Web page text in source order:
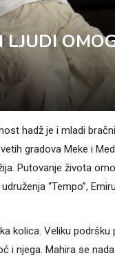
LJUDI
hadž je i mladi
gradova Meke i
Putovanje života
“Tempo”,
kolica. Veliku podršku
i njega. Mahira se